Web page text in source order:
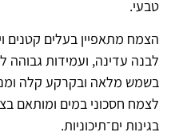
טבעי.
הצמח מתאפיין בעלים קטנים
לבנה עדינה, ועמידות גבוהה
בשמש מלאה ובקרקע קלה
לצמח חסכוני במים ומותאם
בגינות ים־תיכוניות.